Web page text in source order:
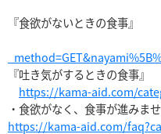
『食欲がないときの食事』
『吐き気がするときの食事』
https://kama-aid.com/
https://kama-aid.com/